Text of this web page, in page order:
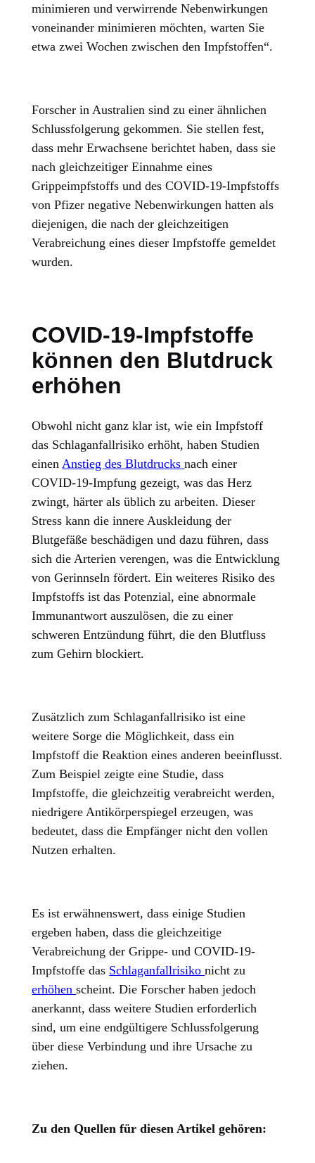
minimieren und verwirrende Nebenwirkungen
voneinander minimieren möchten, warten Sie
etwa zwei Wochen zwischen den Impfstoffen“.
Forscher in Australien sind zu einer ähnlichen
Schlussfolgerung gekommen. Sie stellen fest,
dass mehr Erwachsene berichtet haben, dass sie
nach gleichzeitiger Einnahme eines
Grippeimpfstoffs und des COVID-19-Impfstoffs
von Pfizer negative Nebenwirkungen hatten als
diejenigen, die nach der gleichzeitigen
Verabreichung eines dieser Impfstoffe gemeldet
wurden.
COVID-19-Impfstoffe
können den Blutdruck
erhöhen
Obwohl nicht ganz klar ist, wie ein Impfstoff
das Schlaganfallrisiko erhöht, haben Studien
einenAnstieg des Blutdrucksnach einer
COVID-19-Impfung gezeigt, was das Herz
zwingt, härter als üblich zu arbeiten. Dieser
Stress kann die innere Auskleidung der
Blutgefäße beschädigen und dazu führen, dass
sich die Arterien verengen, was die Entwicklung
von Gerinnseln fördert. Ein weiteres Risiko des
Impfstoffs ist das Potenzial, eine abnormale
Immunantwort auszulösen, die zu einer
schweren Entzündung führt, die den Blutfluss
zum Gehirn blockiert.
Zusätzlich zum Schlaganfallrisiko ist eine
weitere Sorge die Möglichkeit, dass ein
Impfstoff die Reaktion eines anderen beeinflusst.
Zum Beispiel zeigte eine Studie, dass
Impfstoffe, die gleichzeitig verabreicht werden,
niedrigere Antikörperspiegel erzeugen, was
bedeutet, dass die Empfänger nicht den vollen
Nutzen erhalten.
Es ist erwähnenswert, dass einige Studien
ergeben haben, dass die gleichzeitige
Verabreichung der Grippe- und COVID-19-
Impfstoffe das Schlaganfallrisikonicht zu
erhöhenscheint. Die Forscher haben jedoch
anerkannt, dass weitere Studien erforderlich
sind, um eine endgültigere Schlussfolgerung
über diese Verbindung und ihre Ursache zu
ziehen.
Zu den Quellen für diesen Artikel gehören: